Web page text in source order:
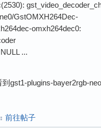
GstOMXH264Dec-
omxh264dec0:
...
gst1-plugins-bayer2rgb-
前往帖子